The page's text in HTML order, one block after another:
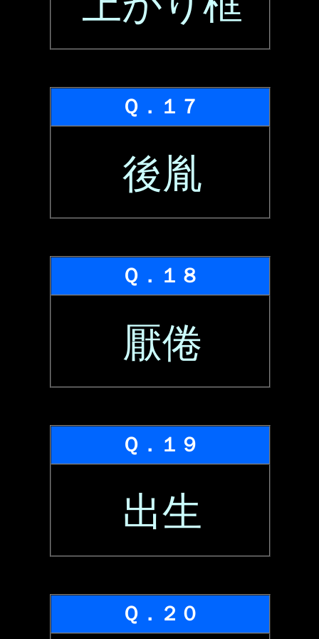
Ｑ．１７
後胤
Ｑ．１８
厭倦
Ｑ．１９
出生
Ｑ．２０